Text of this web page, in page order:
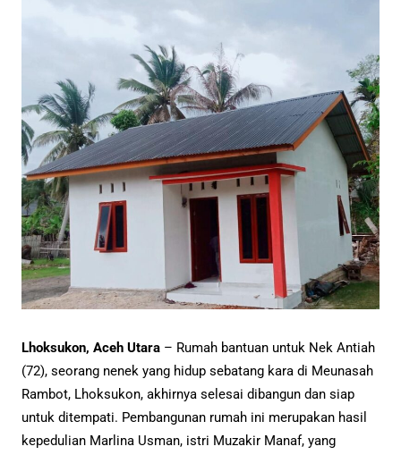
Lhoksukon, Aceh Utara – Rumah bantuan untuk Nek Antiah
(72), seorang nenek yang hidup sebatang kara di Meunasah
Rambot, Lhoksukon, akhirnya selesai dibangun dan siap
untuk ditempati. Pembangunan rumah ini merupakan hasil
kepedulian Marlina Usman, istri Muzakir Manaf, yang